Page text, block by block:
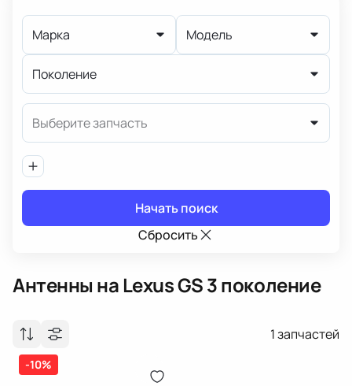
Марка Модель
Поколение
Выберите запчасть
Начать поиск
Сбросить
Антенны на Lexus GS 3 поколение
1запчастей
-10%